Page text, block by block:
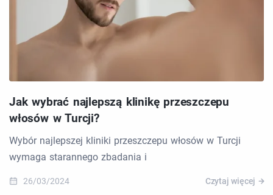
Jak wybrać najlepszą klinikę przeszczepu
włosów w Turcji?
Wybór najlepszej kliniki przeszczepu włosów w Turcji
wymaga starannego zbadania i
26/03/2024 Czytaj więcej